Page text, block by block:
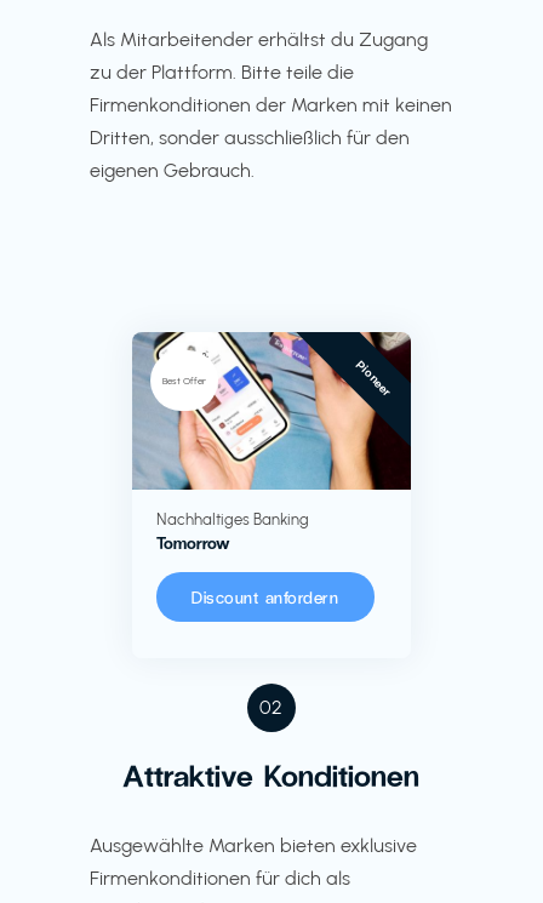
Als Mitarbeitender erhältst du Zugang
zu der Plattform. Bitte teile die
Firmenkonditionen der Marken mit keinen
Dritten, sonder ausschließlich für den
eigenen Gebrauch.
02
Attraktive Konditionen
Ausgewählte Marken bieten exklusive
Firmenkonditionen für dich als
Best Offer Pioneer
Nachhaltiges Banking
Tomorrow
Discount anfordern